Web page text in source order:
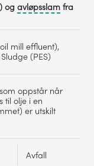
og avløpsslamSlam
fra
rist-
fra
mill effluent),
(PES)
oppstår når
til olje i en
er utskilt
Avfall